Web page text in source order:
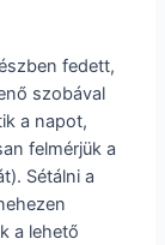
fedett,
szobával
a napot,
felmérjük a
Sétálni a
a lehető